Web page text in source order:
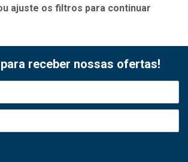
ajuste os filtros para continuar
receber nossas ofertas!